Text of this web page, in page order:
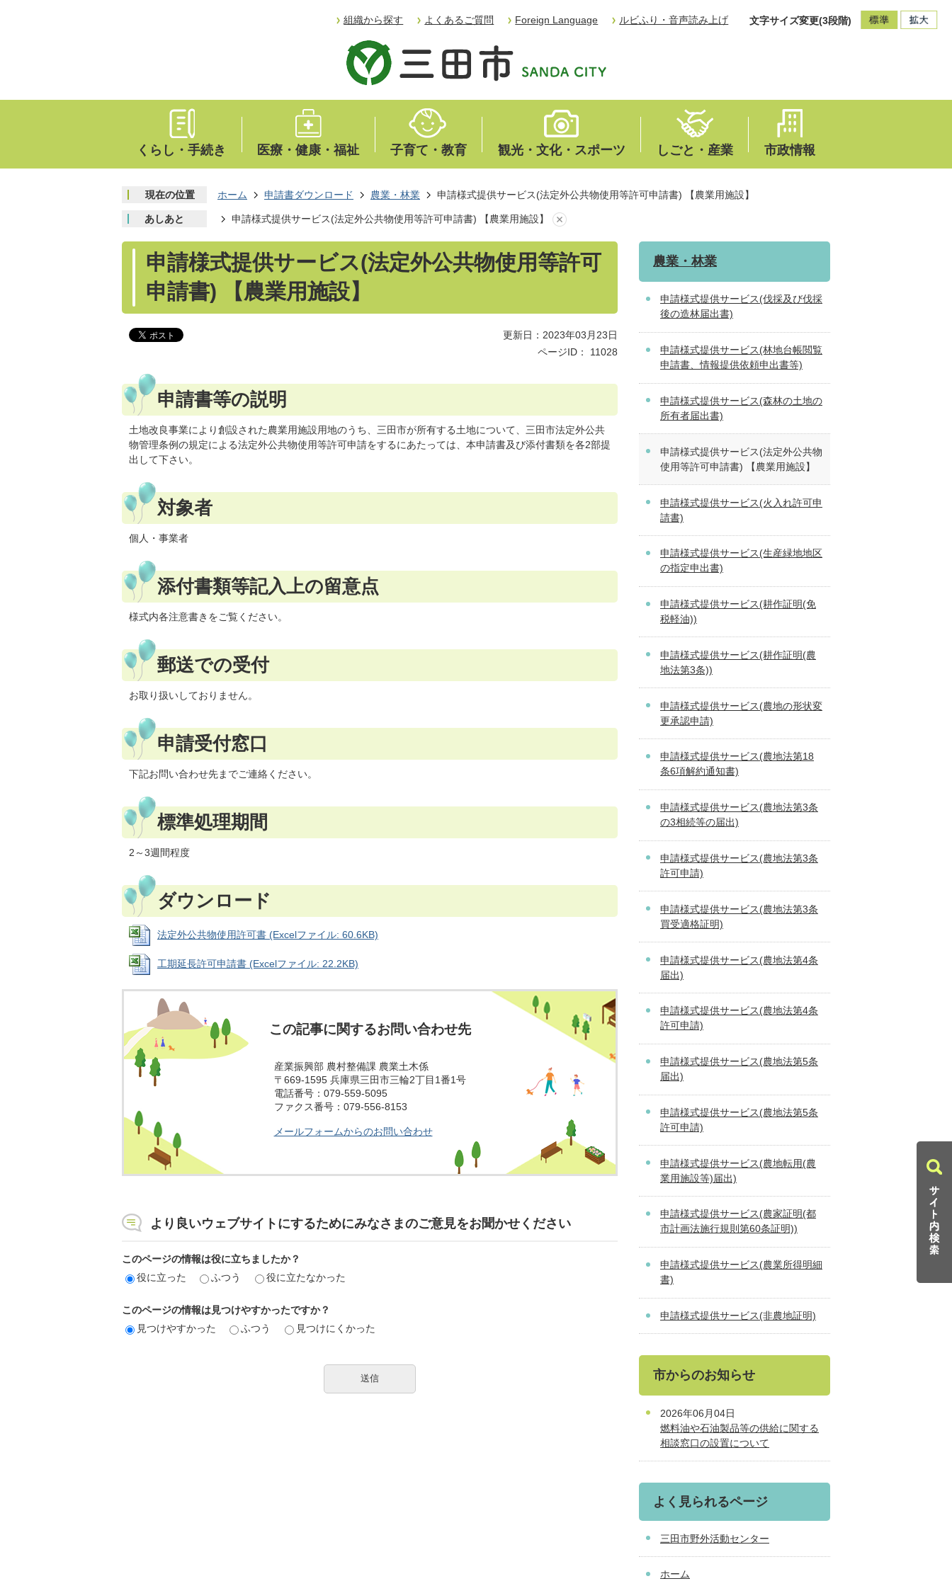
組織から探す よくあるご質問 Foreign Language ルビふり・音声読み上げ 文字サイズ変更(3段階)
くらし・手続き 医療・健康・福祉 子育て・教育 観光・文化・スポーツ しごと・産業 市政情報
現在の位置 ホーム 申請書ダウンロード 農業・林業 申請様式提供サービス(法定外公共物使用等許可申請書) 【農業用施設】
あしあと 申請様式提供サービス(法定外公共物使用等許可申請書) 【農業用施設】
申請様式提供サービス(法定外公共物使用等許可
申請書) 【農業用施設】
更新日：2023年03月23日
ページID：
11028
申請書等の説明
土地改良事業により創設された農業用施設用地のうち、三田市が所有する土地について、三田市法定外公共
物管理条例の規定による法定外公共物使用等許可申請をするにあたっては、本申請書及び添付書類を各2部提
出して下さい。
対象者
個人・事業者
添付書類等記入上の留意点
様式内各注意書きをご覧ください。
郵送での受付
お取り扱いしておりません。
申請受付窓口
下記お問い合わせ先までご連絡ください。
標準処理期間
2～3週間程度
ダウンロード
法定外公共物使用許可書 (Excelファイル: 60.6KB)
工期延長許可申請書 (Excelファイル: 22.2KB)
この記事に関するお問い合わせ先
産業振興部 農村整備課 農業土木係
〒669-1595 兵庫県三田市三輪2丁目1番1号
電話番号：079-559-5095
ファクス番号：079-556-8153
メールフォームからのお問い合わせ
より良いウェブサイトにするためにみなさまのご意見をお聞かせください
このページの情報は役に立ちましたか？
役に立った
ふつう 役に立たなかった
このページの情報は見つけやすかったですか？
見つけやすかった
ふつう 見つけにくかった
農業・林業
申請様式提供サービス(伐採及び伐採
後の造林届出書)
申請様式提供サービス(林地台帳閲覧
申請書、情報提供依頼申出書等)
申請様式提供サービス(森林の土地の
所有者届出書)
申請様式提供サービス(法定外公共物
使用等許可申請書) 【農業用施設】
申請様式提供サービス(火入れ許可申
請書)
申請様式提供サービス(生産緑地地区
の指定申出書)
申請様式提供サービス(耕作証明(免
税軽油))
申請様式提供サービス(耕作証明(農
地法第3条))
申請様式提供サービス(農地の形状変
更承認申請)
申請様式提供サービス(農地法第18
条6項解約通知書)
申請様式提供サービス(農地法第3条
の3相続等の届出)
申請様式提供サービス(農地法第3条
許可申請)
申請様式提供サービス(農地法第3条
買受適格証明)
申請様式提供サービス(農地法第4条
届出)
申請様式提供サービス(農地法第4条
許可申請)
申請様式提供サービス(農地法第5条
届出)
申請様式提供サービス(農地法第5条
許可申請)
申請様式提供サービス(農地転用(農
業用施設等)届出)
申請様式提供サービス(農家証明(都
市計画法施行規則第60条証明))
申請様式提供サービス(農業所得明細
書)
申請様式提供サービス(非農地証明)
市からのお知らせ
2026年06月04日
燃料油や石油製品等の供給に関する
相談窓口の設置について
よく見られるページ
三田市野外活動センター
ホーム